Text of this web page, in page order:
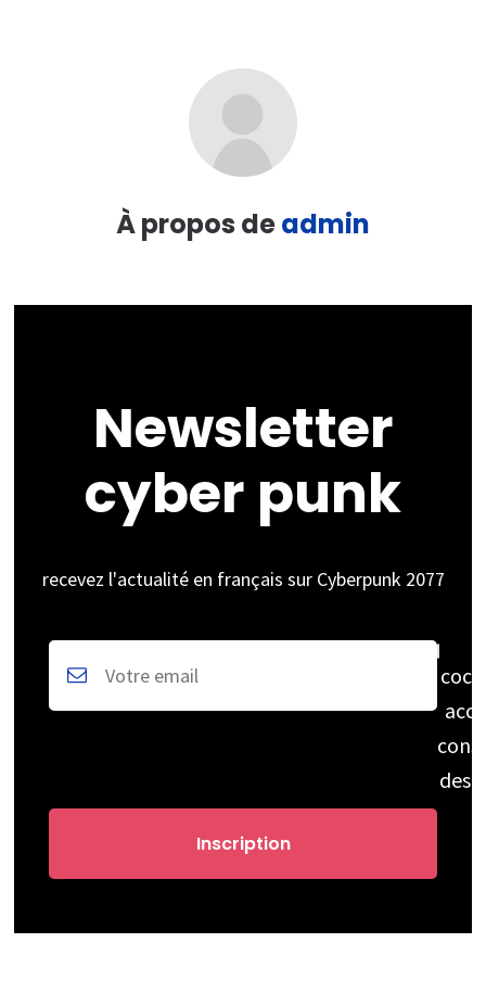
À propos deadmin
Newsletter
cyber punk
recevez l'actualité en français sur Cyberpunk 2077
des